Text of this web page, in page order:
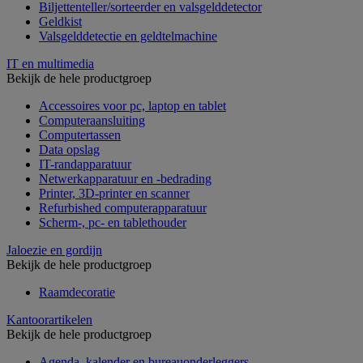
Biljettenteller/sorteerder en valsgelddetector
Geldkist
Valsgelddetectie en geldtelmachine
IT en multimedia
Bekijk de hele productgroep
Accessoires voor pc, laptop en tablet
Computeraansluiting
Computertassen
Data opslag
IT-randapparatuur
Netwerkapparatuur en -bedrading
Printer, 3D-printer en scanner
Refurbished computerapparatuur
Scherm-, pc- en tablethouder
Jaloezie en gordijn
Bekijk de hele productgroep
Raamdecoratie
Kantoorartikelen
Bekijk de hele productgroep